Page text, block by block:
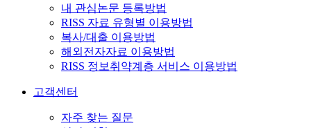
내 관심논문 등록방법
RISS 자료 유형별 이용방법
복사/대출 이용방법
해외전자자료 이용방법
RISS 정보취약계층 서비스 이용방법
고객센터
자주 찾는 질문